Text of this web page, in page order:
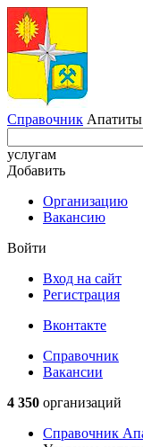
Справочник Апатиты
услугам
Добавить
Организацию
Вакансию
Войти
Вход на сайт
Регистрация
Вконтакте
Справочник
Вакансии
4 350 организаций
Справочник